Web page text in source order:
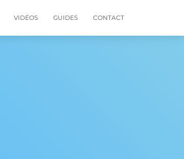
VIDÉOS GUIDES CONTACT